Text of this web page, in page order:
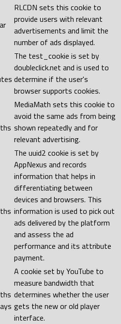
RLCDN sets this cookie to
provide users with relevant
advertisements and limit the
number of ads displayed.
The test_cookie is set by
doubleclick.net and is used to
determine if the user's
browser supports cookies.
MediaMath sets this cookie to
avoid the same ads from being
shown repeatedly and for
relevant advertising.
The uuid2 cookie is set by
AppNexus and records
information that helps in
differentiating between
devices and browsers. This
information is used to pick out
ads delivered by the platform
and assess the ad
performance and its attribute
payment.
A cookie set by YouTube to
measure bandwidth that
determines whether the user
gets the new or old player
interface.